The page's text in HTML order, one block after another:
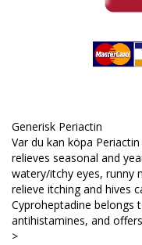
Generisk Periactin
Var du kan köpa
relieves seasonal and
watery/itchy eyes, runny
relieve itching and hives
Cyproheptadine belongs
antihistamines, and
>